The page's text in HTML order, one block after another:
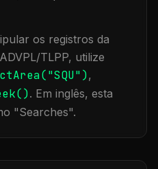
os registros da
TLPP, utilize
SQU"),
. Em inglês, esta
"Searches".